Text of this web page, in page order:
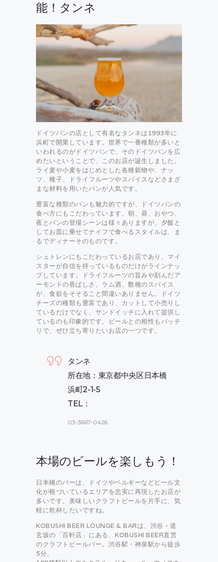
能！タンネ
ドイツパンの店として有名なタンネは1993年に
浜町で開業しています。世界で一番種類が多いと
いわれるのがドイツパンで、そのドイツパンを広
めたいということで、このお店が誕生しました。
ライ麦や小麦をはじめとした各種穀物や、ナッ
ツ、種子、ドライフルーツやスパイスなどさまざ
まな材料を用いたパンが人気です。
豊富な種類のパンも魅力的ですが、ドイツパンの
食べ方にもこだわっています。朝、昼、おやつ、
夜とパンの登場シーンは様々ありますが、夕飯と
してお皿に乗せてナイフで食べるスタイルは、ま
るでディナーそのものです。
シュトレンにもこだわっているお店であり、マイ
スターが自信を持っているものだけがラインナッ
プしています。ドライフルーツの旨みや刻んだア
ーモンドの香ばしさ、ラム酒、数種のスパイス
が、食欲をそそること間違いありません。ドイツ
チーズの種類も豊富であり、カットして小売りし
ているだけでなく、サンドイッチに入れて提供し
ているのも印象的です。ビールとの相性もバッチ
リで、ぜひ立ち寄りたいお店の一つです。
タンネ
所在地：東京都中央区日本橋
浜町2-1-5
TEL：
03-3667-0426
本場のビールを楽しもう！
日本橋のバーは、ドイツやベルギーなどビール文
化が根づいているエリアを忠実に再現したお店が
多いです。美味しいクラフトビールを片手に、気
軽に乾杯したいですね。
KOBUSHI BEER LOUNGE & BARは、渋谷・道
玄坂の「百軒店」にある、KOBUSHI BEER直営
のクラフトビールバー。渋谷駅・神泉駅から徒歩
5分。